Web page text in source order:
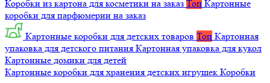
Коробки из картона для косметики на заказ Топ Картонные
коробки для парфюмерии на заказ
Картонные коробки для детских товаров Топ Картонная
упаковка для детского питания Картонная упаковка для кукол
Картонные домики для детей
Картонные коробки для хранения детских игрушек Коробки